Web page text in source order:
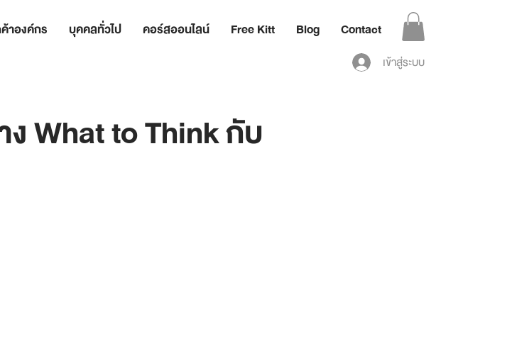
าองค์กร บุคคลทั่วไป คอร์สออนไลน์ Free Kitt Blog Contact
เข้าสู่ระบบ
What to Think กับ